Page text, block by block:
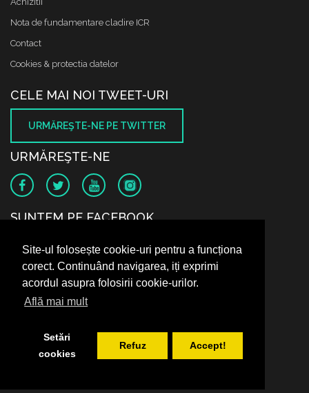
Site-ul folosește cookie-uri pentru a funcționa
corect. Continuând navigarea, iți exprimi
acordul asupra folosirii cookie-urilor.
Află mai mult
Setări
cookies
Refuz Accept!
Nota de fundamentare cladire ICR
Contact
Cookies & protectia datelor
CELE MAI NOI TWEET-URI
URMĂREŞTE-NE PE TWITTER
URMĂREŞTE-NE
SUNTEM PE FACEBOOK